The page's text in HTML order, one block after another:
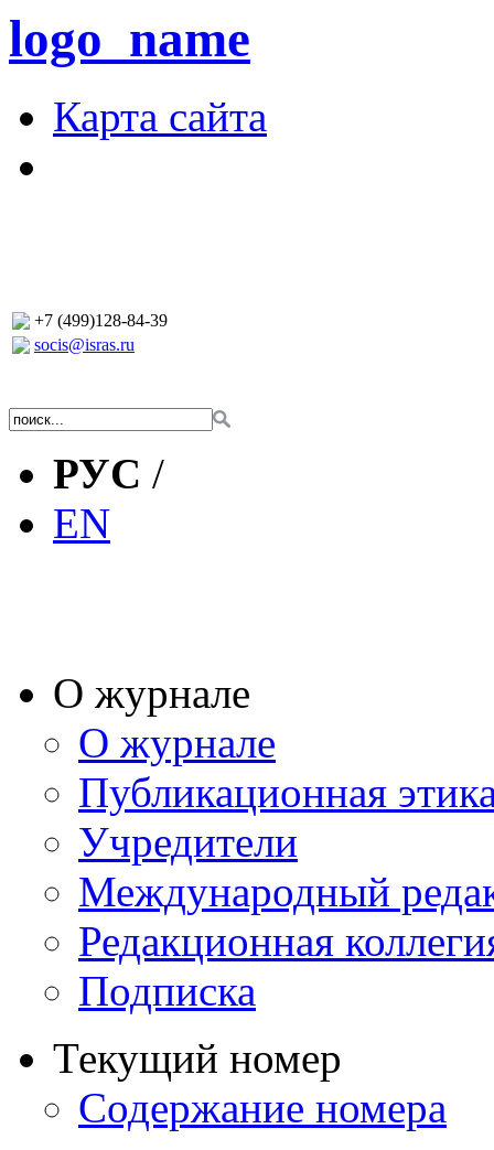
logo_name
Карта сайта
+7 (499)128-84-39
socis@isras.ru
РУС /
EN
О журнале
О журнале
Публикационная
Учредители
Международный
Редакционная
Подписка
Текущий номер
Содержание номера